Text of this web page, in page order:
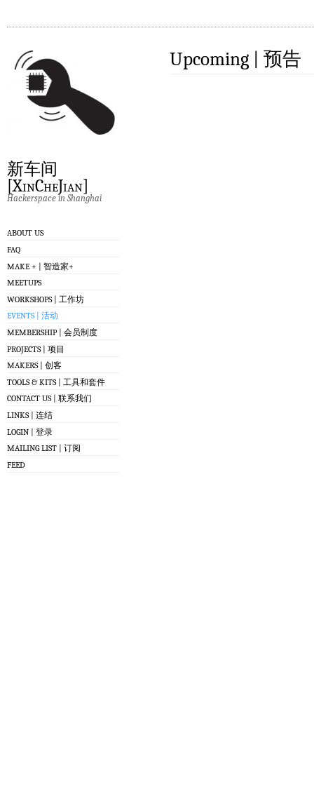
新车间
[XinCheJian]
Hackerspace in Shanghai
ABOUT US
FAQ
MAKE + | 智造家+
MEETUPS
WORKSHOPS | 工作坊
EVENTS | 活动
MEMBERSHIP | 会员制度
PROJECTS | 项目
MAKERS | 创客
TOOLS & KITS | 工具和套件
CONTACT US | 联系我们
LINKS | 连结
LOGIN | 登录
MAILING LIST | 订阅
FEED
Upcoming | 预告